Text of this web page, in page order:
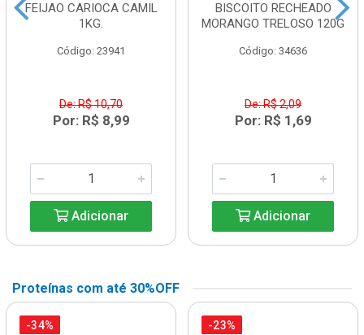
FEIJAO CARIOCA CAMIL
1KG.
Código: 23941
De: R$ 10,70
Por: R$ 8,99
Adicionar
BISCOITO RECHEADO
MORANGO TRELOSO 120G
Código: 34636
De: R$ 2,09
Por: R$ 1,69
Adicionar
Proteínas com até 30%OFF
-34% -23%